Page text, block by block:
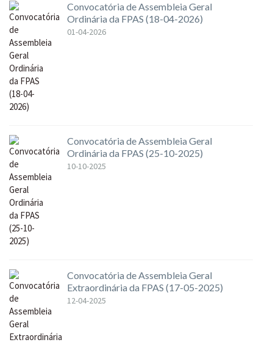
Convocatória de Assembleia Geral
Ordinária da FPAS (18-04-2026)
01-04-2026
Convocatória de Assembleia Geral
Ordinária da FPAS (25-10-2025)
10-10-2025
Convocatória de Assembleia Geral
Extraordinária da FPAS (17-05-2025)
12-04-2025